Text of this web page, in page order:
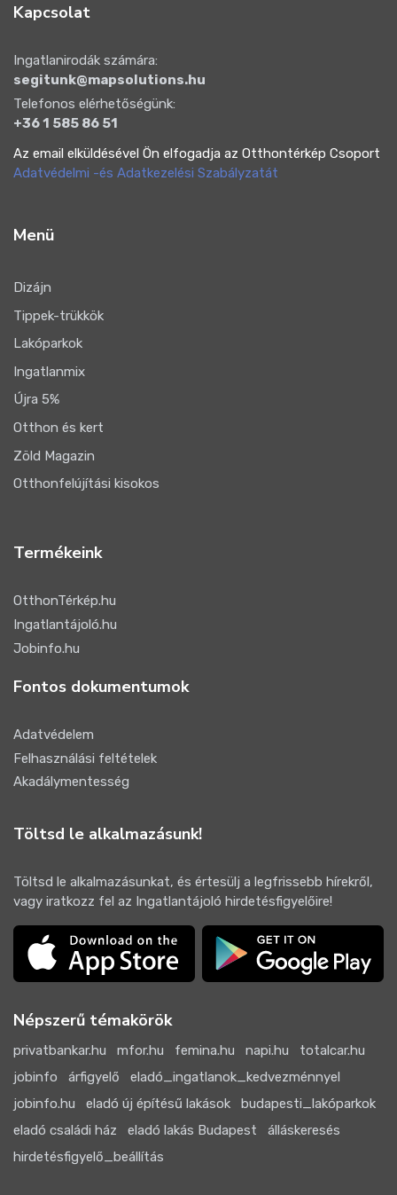
Kapcsolat
Ingatlanirodák számára:
segitunk@mapsolutions.hu
Telefonos elérhetőségünk:
+36 1 585 86 51
Az email elküldésével Ön elfogadja az Otthontérkép Csoport
Adatvédelmi -és Adatkezelési Szabályzatát
Menü
Dizájn
Tippek-trükkök
Lakóparkok
Ingatlanmix
Újra 5%
Otthon és kert
Zöld Magazin
Otthonfelújítási kisokos
Termékeink
OtthonTérkép.hu
Ingatlantájoló.hu
Jobinfo.hu
Fontos dokumentumok
Adatvédelem
Felhasználási feltételek
Akadálymentesség
Töltsd le alkalmazásunk!
Töltsd le alkalmazásunkat, és értesülj a legfrissebb hírekről,
vagy iratkozz fel az Ingatlantájoló hirdetésfigyelőire!
Népszerű témakörök
privatbankar.hu mfor.hu femina.hu napi.hu
totalcar.hu
jobinfo
árfigyelő
eladó_ingatlanok_kedvezménnyel
jobinfo.hu
eladó új építésű lakások
budapesti_lakóparkok
eladó családi ház
eladó lakás Budapest
álláskeresés
hirdetésfigyelő_beállítás